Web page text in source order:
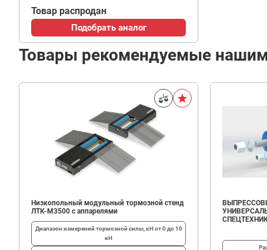
Товар распродан
Подобрать аналог
Товары рекомендуемые
Низкопольный модульный тормозной стенд
ЛТК-М3500 с аппарелями
Диапазон измерений тормозной силы, кНот 0 до 10
кН